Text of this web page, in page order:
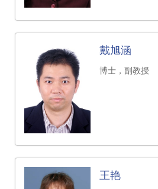
戴旭涵
博士，副教授
王艳